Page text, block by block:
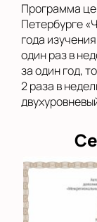
Программа
Петербурге
года
один раз в
за один год,
2 раза в